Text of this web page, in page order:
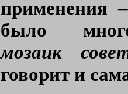
применения
было
мозаик
говорит и